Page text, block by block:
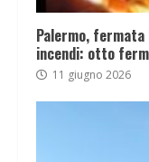
Palermo, fermata
incendi: otto
11 giugno 2026